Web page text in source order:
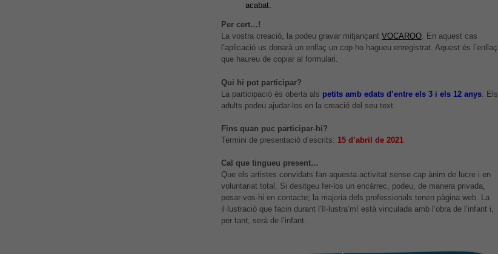
acabat.
Per cert…!
La vostra creació, la podeu gravar mitjançant VOCAROO. En aquest cas
l’aplicació us donarà un enllaç un cop ho hagueu enregistrat. Aquest és l’enllaç
que haureu de copiar al formulari.
Qui hi pot participar?
La participació és oberta als petits amb edats d’entre els 3 i els 12 anys. Els
adults podeu ajudar-los en la creació del seu text.
Fins quan puc participar-hi?
Termini de presentació d’escrits: 15 d’abril de 2021
Cal que tingueu present…
Que els artistes convidats fan aquesta activitat sense cap ànim de lucre i en
voluntariat total. Si desitgeu fer-los un encàrrec, podeu, de manera privada,
posar-vos-hi en contacte; la majoria dels professionals tenen pàgina web. La
il·lustració que facin durant l’Il·lustra’m! està vinculada amb l’obra de l’infant i,
per tant, serà de l’infant.
cookies no
són
opcionals,
funcionament
la nostra web
necessitem
aquestes
cookies.